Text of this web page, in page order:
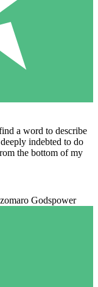
a word to describe
indebted to do
the bottom of my
Godspower